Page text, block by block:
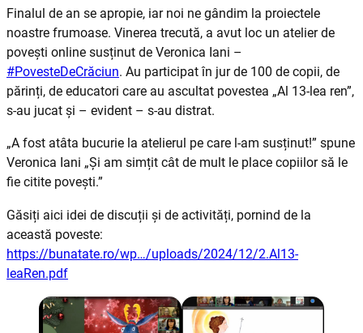
Finalul de an se apropie, iar noi ne gândim la proiectele
noastre frumoase. Vinerea trecută, a avut loc un atelier de
povești online susținut de Veronica Iani –
#PovesteDeCrăciun. Au participat în jur de 100 de copii, de
părinți, de educatori care au ascultat povestea „Al 13-lea ren”,
s-au jucat și – evident – s-au distrat.
„A fost atâta bucurie la atelierul pe care l-am susținut!” spune
Veronica Iani „Și am simțit cât de mult le place copiilor să le
fie citite povești.”
Găsiți aici idei de discuții și de activități, pornind de la
această poveste:
https://bunatate.ro/wp…/uploads/2024/12/2.Al13-
leaRen.pdf